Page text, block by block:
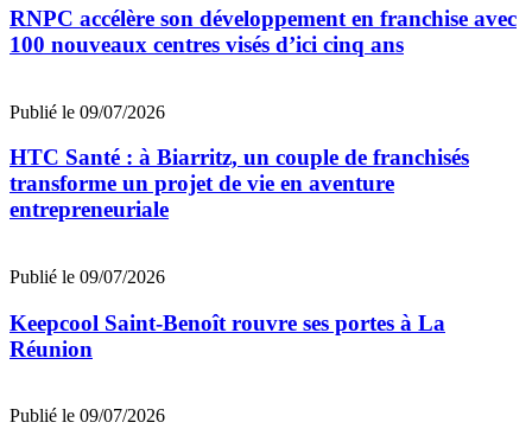
RNPC accélère son développement en franchise avec
100 nouveaux centres visés d’ici cinq ans
Publié le 09/07/2026
HTC Santé : à Biarritz, un couple de franchisés
transforme un projet de vie en aventure
entrepreneuriale
Publié le 09/07/2026
Keepcool Saint-Benoît rouvre ses portes à La
Réunion
Publié le 09/07/2026